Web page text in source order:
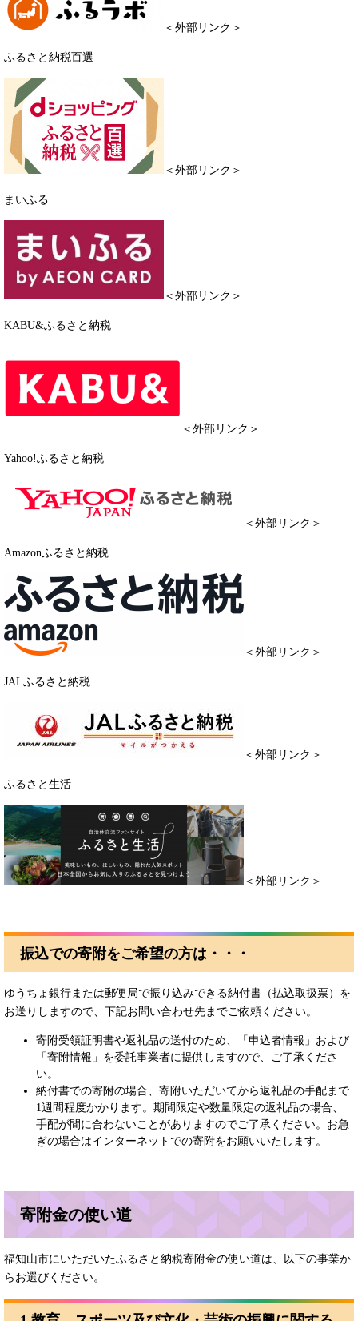
＜外部リンク＞
ふるさと納税百選
＜外部リンク＞
まいふる
＜外部リンク＞
KABU&ふるさと納税
＜外部リンク＞
Yahoo!ふるさと納税
＜外部リンク＞
Amazonふるさと納税
＜外部リンク＞
JALふるさと納税
＜外部リンク＞
ふるさと生活
＜外部リンク＞
振込での寄附をご希望の方は・・・
ゆうちょ銀行または郵便局で振り込みできる納付書（払込取扱票）を
お送りしますので、下記お問い合わせ先までご依頼ください。
寄附受領証明書や返礼品の送付のため、「申込者情報」および
「寄附情報」を委託事業者に提供しますので、ご了承くださ
い。
納付書での寄附の場合、寄附いただいてから返礼品の手配まで
1週間程度かかります。期間限定や数量限定の返礼品の場合、
手配が間に合わないことがありますのでご了承ください。お急
ぎの場合はインターネットでの寄附をお願いいたします。
寄附金の使い道
福知山市にいただいたふるさと納税寄附金の使い道は、以下の事業か
らお選びください。